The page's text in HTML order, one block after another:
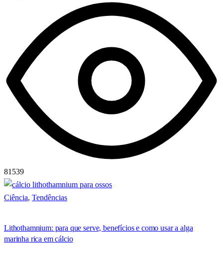
81539
Ciência, Tendências
Lithothamnium: para que serve, benefícios e como usar a alga
marinha rica em cálcio